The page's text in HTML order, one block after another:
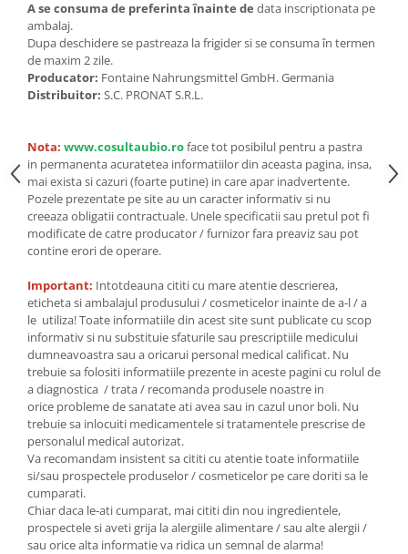
Mixuri, condimente si mirodenii
Mixuri
Condimente
Mirodenii
Pesto Bio
Semipreparate
Specialitati si produse asiatice
A se consuma de preferinta înainte de data inscriptionata pe
ambalaj.
Dupa deschidere se pastreaza la frigider si se consuma în termen
de maxim 2 zile.
Producator: Fontaine Nahrungsmittel GmbH. Germania
Distribuitor: S.C. PRONAT S.R.L.
Nota: www.cosultaubio.roface tot posibilul pentru a pastra
in permanenta acuratetea informatiilor din aceasta pagina, insa,
mai exista si cazuri (foarte putine) in care apar inadvertente.
Pozele prezentate pe site au un caracter informativ si nu
creeaza obligatii contractuale. Unele specificatii sau pretul pot fi
modificate de catre producator / furnizor fara preaviz sau pot
contine erori de operare.
Important: Intotdeauna cititi cu mare atentie descrierea,
eticheta si ambalajul produsului / cosmeticelor inainte de a-l / a
le utiliza! Toate informatiile din acest site sunt publicate cu scop
informativ si nu substituie sfaturile sau prescriptiile medicului
dumneavoastra sau a oricarui personal medical calificat. Nu
trebuie sa folositi informatiile prezente in aceste pagini cu rolul de
a diagnostica / trata / recomanda produsele noastre in
orice probleme de sanatate ati avea sau in cazul unor boli. Nu
trebuie sa inlocuiti medicamentele si tratamentele prescrise de
personalul medical autorizat.
Va recomandam insistent sa cititi cu atentie toate informatiile
si/sau prospectele produselor / cosmeticelor pe care doriti sa le
cumparati.
Chiar daca le-ati cumparat, mai cititi din nou ingredientele,
prospectele si aveti grija la alergiile alimentare / sau alte alergii /
sau orice alta informatie va ridica un semnal de alarma!